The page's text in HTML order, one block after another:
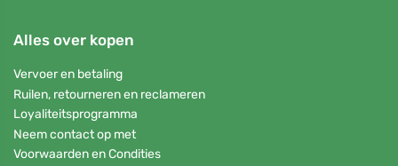
Alles over kopen
Vervoer en betaling
Ruilen, retourneren en reclameren
Loyaliteitsprogramma
Neem contact op met
Voorwaarden en Condities